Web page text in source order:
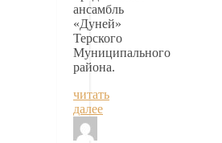
ансамбль
«Дуней»
Терского
Муниципального
района.
читать
далее